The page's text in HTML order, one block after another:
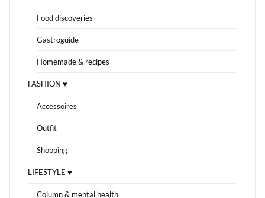
Food discoveries
Gastroguide
Homemade & recipes
FASHION ♥
Accessoires
Outfit
Shopping
LIFESTYLE ♥
Column & mental health